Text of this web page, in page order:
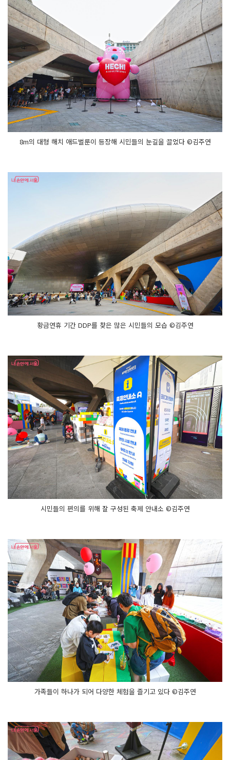
8m의 대형 해치 애드벌룬이 등장해 시민들의 눈길을 끌었다 ©김주연
황금연휴 기간 DDP를 찾은 많은 시민들의 모습 ©김주연
시민들의 편의를 위해 잘 구성된 축제 안내소 ©김주연
가족들이 하나가 되어 다양한 체험을 즐기고 있다 ©김주연